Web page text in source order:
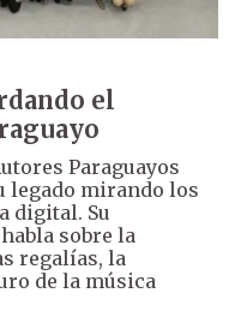
el
Paraguayos
legado mirando los
digital. Su
sobre la
regalías, la
de la música